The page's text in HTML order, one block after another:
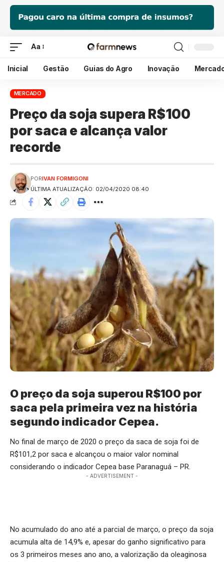
Aa
Inicial Gestão Guias do Agro Inovação
MERCADO
Preço da soja supera R$100
por saca e alcança valor
recorde
ÚLTIMA ATUALIZAÇÃO: 02/04/2020 08:40
PORIVAN FORMIGONI
O preço da soja superou R$100 por
saca pela primeira vez na história
segundo indicador Cepea.
No final de março de 2020 o preço da saca de soja foi de
R$101,2 por saca e alcançou o maior valor nominal
considerando o indicador Cepea base Paranaguá – PR.
- ADVERTISEMENT -
No acumulado do ano até a parcial de março, o preço da soja
acumula alta de 14,9% e, apesar do ganho significativo para
os 3 primeiros meses ano ano, a valorização da oleaginosa